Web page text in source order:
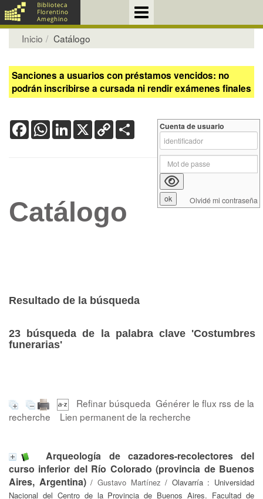
Inicio Catálogo
Sanciones a usuarios con préstamos vencidos: no
podrán inscribirse a cursada ni rendir exámenes finales
FacebookWhatsApp
LinkedIn
X Copy
Link
Catálogo
Resultado de la búsqueda
23 búsqueda de la palabra clave 'Costumbres
funerarias'
Refinar búsqueda Générer le flux rss de la
recherche
Lien permanent de la recherche
Arqueología de cazadores-recolectores del
curso inferior del Río Colorado (provincia de Buenos
Aires, Argentina)/ Gustavo Martínez / Olavarría : Universidad
Nacional del Centro de la Provincia de Buenos Aires. Facultad de
Cuenta de usuario
Olvidé mi contraseña